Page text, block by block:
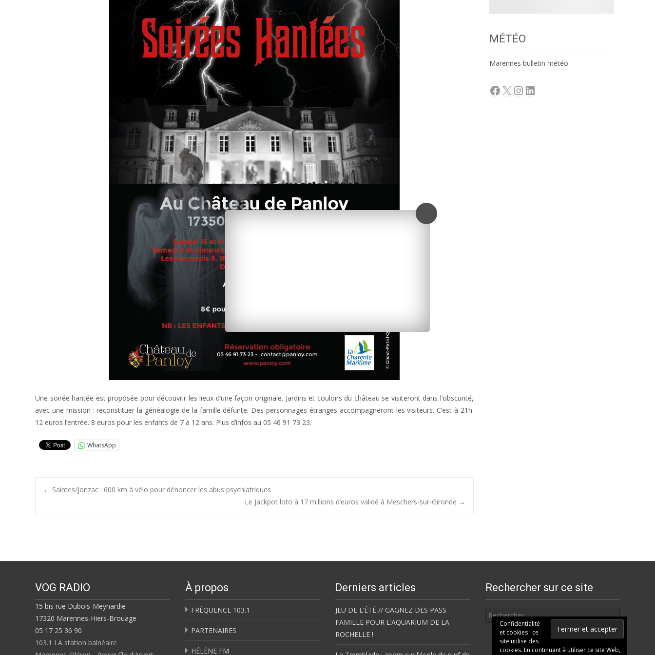
Une soirée hantée est proposée pour découvrir les lieux d’une façon originale. Jardins et couloirs du château se visiteront dans l’obscurité,
avec une mission : reconstituer la généalogie de la famille défunte. Des personnages étranges accompagneront les visiteurs. C’est à 21h.
12 euros l’entrée. 8 euros pour les enfants de 7 à 12 ans. Plus d’infos au 05 46 91 73 23.
WhatsApp
Post
← Saintes/Jonzac : 600 km à vélo pour dénoncer les abus psychiatriques
Le Jackpot loto à 17 millions d’euros validé à Meschers-sur-Gironde →
MÉTÉO
Marennes bulletin météo
Facebook
X Instagram
LinkedIn
VOG RADIO
15 bis rue Dubois-Meynardie
17320 Marennes-Hiers-Brouage
05 17 25 36 90
103.1 LA station balnéaire
À propos
FRÉQUENCE 103.1
PARTENAIRES
HÉLÈNE FM
Derniers articles
JEU DE L’ÉTÉ // GAGNEZ DES PASS
FAMILLE POUR L’AQUARIUM DE LA
ROCHELLE !
Rechercher sur ce site
Confidentialité
et cookies : ce
site utilise des
cookies. En continuant à utiliser ce site Web,